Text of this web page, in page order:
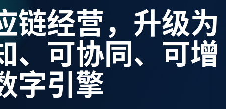
链经营，升级为
、可协同、可增
字引擎